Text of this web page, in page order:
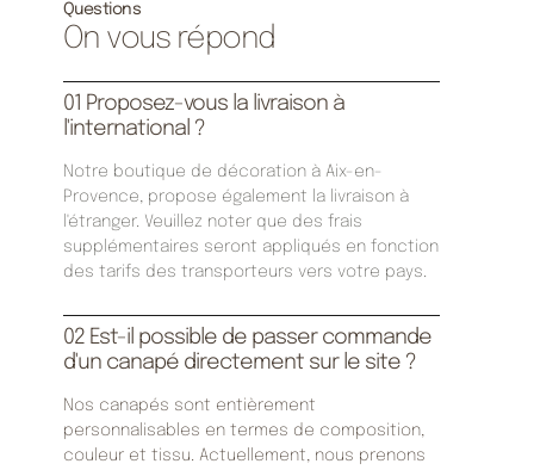
Questions
On vous répond
01 Proposez-vous la livraison à
l'international ?
Notre boutique de décoration à Aix-en-
Provence, propose également la livraison à
l'étranger. Veuillez noter que des frais
supplémentaires seront appliqués en fonction
des tarifs des transporteurs vers votre pays.
02 Est-il possible de passer commande
d'un canapé directement sur le site ?
Nos canapés sont entièrement
personnalisables en termes de composition,
couleur et tissu. Actuellement, nous prenons